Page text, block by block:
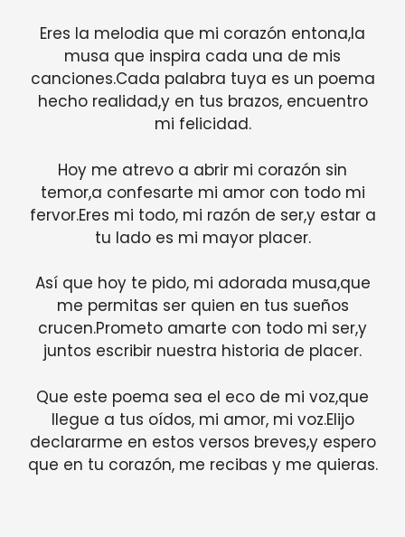
Eres la melodia que mi corazón entona,la
musa que inspira cada una de mis
canciones.Cada palabra tuya es un poema
hecho realidad,y en tus brazos, encuentro
mi felicidad.
Hoy me atrevo a abrir mi corazón sin
temor,a confesarte mi amor con todo mi
fervor.Eres mi todo, mi razón de ser,y estar a
tu lado es mi mayor placer.
Así que hoy te pido, mi adorada musa,que
me permitas ser quien en tus sueños
crucen.Prometo amarte con todo mi ser,y
juntos escribir nuestra historia de placer.
Que este poema sea el eco de mi voz,que
llegue a tus oídos, mi amor, mi voz.Elijo
declararme en estos versos breves,y espero
que en tu corazón, me recibas y me quieras.